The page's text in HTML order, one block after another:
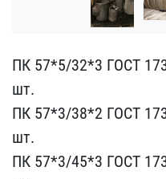
ПК 57*5/32*3 ГОСТ
ш​т.
ПК 57*3/38*2 ГОСТ
шт.
ПК 57*3/45*3 ГОСТ